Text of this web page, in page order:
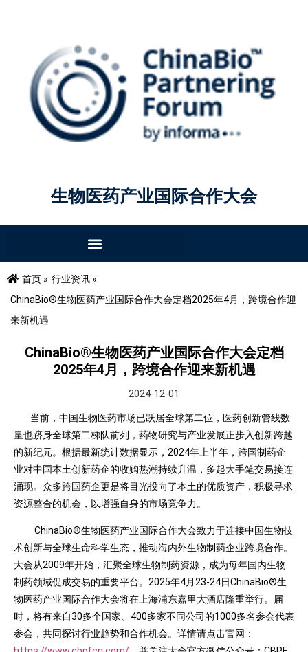
生物医药产业国际合作大会
首页 » 行业资讯 »
ChinaBio®生物医药产业国际合作大会定档2025年4月，跨境合作迎
来新机遇
ChinaBio®生物医药产业国际合作大会定档
2025年4月，跨境合作迎来新机遇
2024-12-01
当前，中国生物医药市场已跃居全球第二位，医药创新管线数
量也跻身全球第二梯队前列，药物研究与产业发展正步入创新跨越
的新纪元。根据最新统计数据显示，2024年上半年，跨国制药企
业对中国本土创新药企的收购热潮持续升温，多起大手笔交易接连
涌现。众多跨国药企更是将目光投向了本土的优质资产，积极寻求
资源整合的机会，以增强自身的市场竞争力。
ChinaBio®生物医药产业国际合作大会致力于连接中国生物技
术创新与全球生命科学生态，推动海内外生物制药企业跨境合作。
大会从2009年开始，汇聚全球生物制药资源，成为每年国内生物
制药领域促成交易的重要平台。2025年4月23-24日ChinaBio®生
物医药产业国际合作大会将在上海浦东嘉里大酒店隆重举行。届
时，将有来自30多个国家、400多家不同公司的1000多名参会代表
参会，共同探讨行业趋势和合作机会。详情请点击官网：